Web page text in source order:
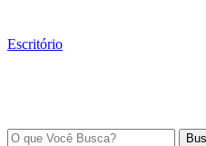
Escritório